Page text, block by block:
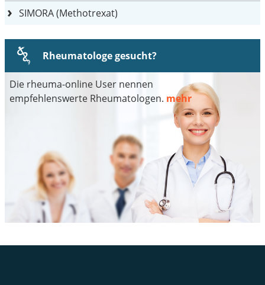
SIMORA (Methotrexat)
Rheumatologe gesucht?
Die rheuma-online User nennen
empfehlenswerte Rheumatologen. mehr